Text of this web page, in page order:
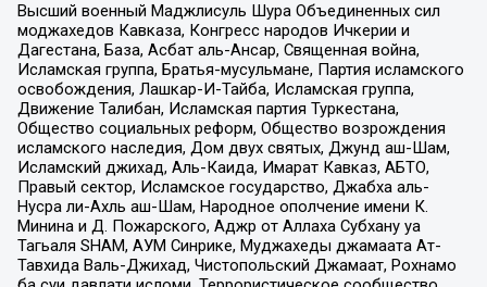
Высший военный Маджлисуль Шура Объединенных сил
моджахедов Кавказа, Конгресс народов Ичкерии и
Дагестана, База, Асбат аль-Ансар, Священная война,
Исламская группа, Братья-мусульмане, Партия исламского
освобождения, Лашкар-И-Тайба, Исламская группа,
Движение Талибан, Исламская партия Туркестана,
Общество социальных реформ, Общество возрождения
исламского наследия, Дом двух святых, Джунд аш-Шам,
Исламский джихад, Аль-Каида, Имарат Кавказ, АБТО,
Правый сектор, Исламское государство, Джабха аль-
Нусра ли-Ахль аш-Шам, Народное ополчение имени К.
Минина и Д. Пожарского, Аджр от Аллаха Субхану уа
Тагьаля SHAM, АУМ Синрике, Муджахеды джамаата Ат-
Тавхида Валь-Джихад, Чистопольский Джамаат, Рохнамо